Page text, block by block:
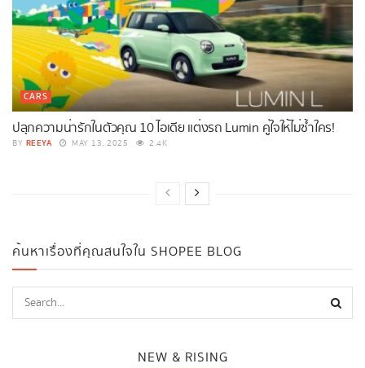
CARS
ปลุกความน่ารักในตัวคุณ 10 ไอเดีย แต่งรถ Lumin คู่ใจให้ไม่ซ้ำใคร!
BY REEYA MAY 13, 2025 2.4K
ค้นหาเรื่องที่คุณสนใจใน SHOPEE BLOG
NEW & RISING